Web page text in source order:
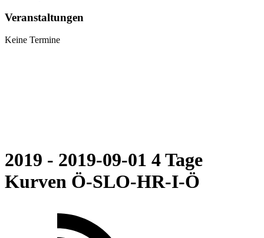
Veranstaltungen
Keine Termine
2019 - 2019-09-01 4 Tage
Kurven Ö-SLO-HR-I-Ö